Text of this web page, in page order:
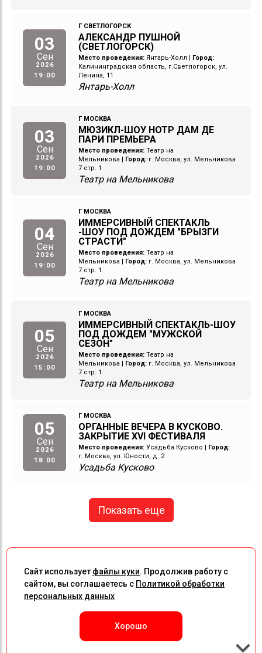
03
Сен
2026
19:00
Г СВЕТЛОГОРСК
АЛЕКСАНДР ПУШНОЙ
(СВЕТЛОГОРСК)
Место проведения: Янтарь-Холл | Город:
Калининградская область, г.Светлогорск, ул.
Ленина, 11
Янтарь-Холл
03
Сен
2026
19:00
Г МОСКВА
МЮЗИКЛ-ШОУ НОТР ДАМ ДЕ
ПАРИ ПРЕМЬЕРА
Место проведения: Театр на
Мельникова | Город: г. Москва, ул. Мельникова
7 стр. 1
Театр на Мельникова
04
Сен
2026
19:00
Г МОСКВА
ИММЕРСИВНЫЙ СПЕКТАКЛЬ
-ШОУ ПОД ДОЖДЕМ "БРЫЗГИ
СТРАСТИ"
Место проведения: Театр на
Мельникова | Город: г. Москва, ул. Мельникова
7 стр. 1
Театр на Мельникова
05
Сен
2026
15:00
Г МОСКВА
ИММЕРСИВНЫЙ СПЕКТАКЛЬ-ШОУ
ПОД ДОЖДЕМ "МУЖСКОЙ
СЕЗОН"
Место проведения: Театр на
Мельникова | Город: г. Москва, ул. Мельникова
7 стр. 1
Театр на Мельникова
05
Сен
2026
18:00
Г МОСКВА
ОРГАННЫЕ ВЕЧЕРА В КУСКОВО.
ЗАКРЫТИЕ XVI ФЕСТИВАЛЯ
Место проведения: Усадьба Кусково | Город:
г. Москва, ул. Юности, д. 2
Усадьба Кусково
Показать еще
Сайт использует файлы куки. Продолжив работу с
сайтом, вы соглашаетесь с Политикой обработки
персональных данных
Хорошо